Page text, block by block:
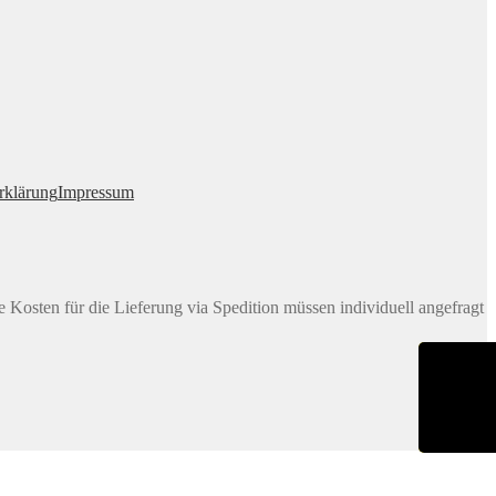
Impressum
für die Lieferung via Spedition müssen individuell angefragt